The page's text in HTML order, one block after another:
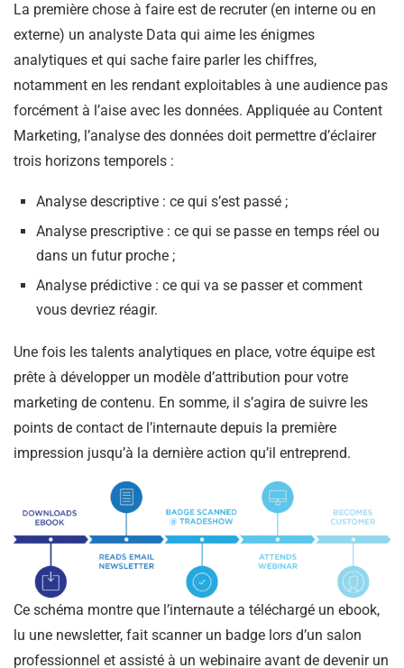
La première chose à faire est de recruter (en interne ou en
externe) un analyste Data qui aime les énigmes
analytiques et qui sache faire parler les chiffres,
notamment en les rendant exploitables à une audience pas
forcément à l’aise avec les données. Appliquée au Content
Marketing, l’analyse des données doit permettre d’éclairer
trois horizons temporels :
Analyse descriptive : ce qui s’est passé ;
Analyse prescriptive : ce qui se passe en temps réel ou
dans un futur proche ;
Analyse prédictive : ce qui va se passer et comment
vous devriez réagir.
Une fois les talents analytiques en place, votre équipe est
prête à développer un modèle d’attribution pour votre
marketing de contenu. En somme, il s’agira de suivre les
points de contact de l’internaute depuis la première
impression jusqu’à la dernière action qu’il entreprend.
Ce schéma montre que l’internaute a téléchargé un ebook,
lu une newsletter, fait scanner un badge lors d’un salon
professionnel et assisté à un webinaire avant de devenir un